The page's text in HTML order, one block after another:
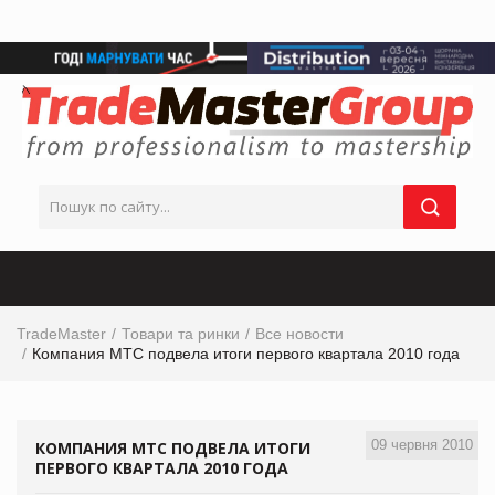
TradeMaster Товари та ринки
Все новости
Компания МТС подвела итоги первого квартала 2010 года
09 червня 2010
КОМПАНИЯ МТС ПОДВЕЛА ИТОГИ
ПЕРВОГО КВАРТАЛА 2010 ГОДА